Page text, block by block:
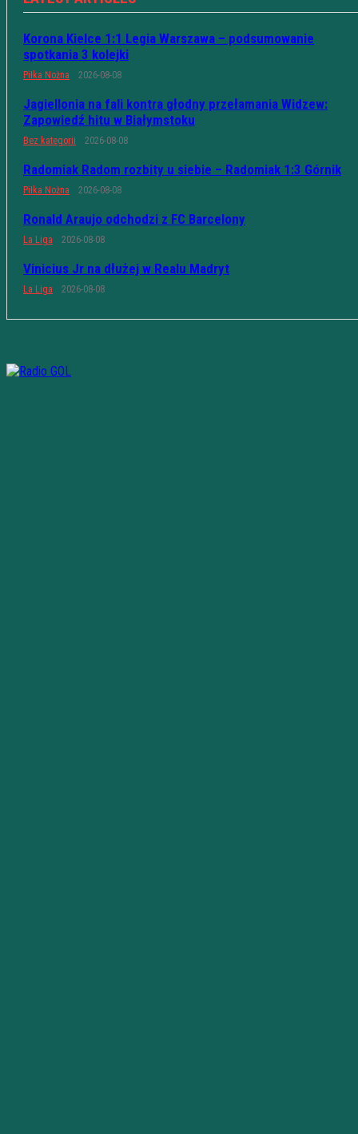
Korona Kielce 1:1 Legia Warszawa – podsumowanie
spotkania 3 kolejki
Piłka Nożna 2026-08-08
Jagiellonia na fali kontra głodny przełamania Widzew:
Zapowiedź hitu w Białymstoku
Bez kategorii 2026-08-08
Radomiak Radom rozbity u siebie – Radomiak 1:3 Górnik
Piłka Nożna 2026-08-08
Ronald Araujo odchodzi z FC Barcelony
La Liga 2026-08-08
Vinicius Jr na dłużej w Realu Madryt
La Liga 2026-08-08